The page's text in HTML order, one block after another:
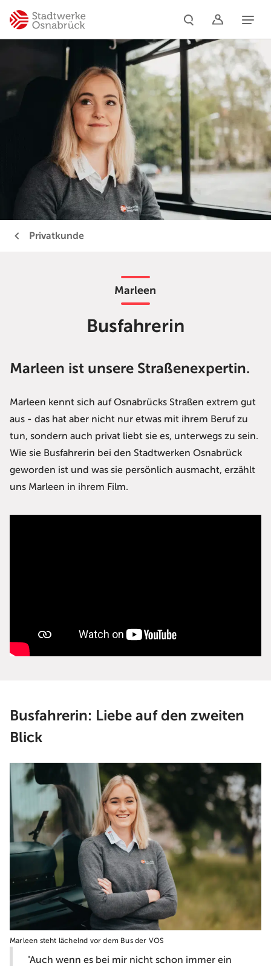
Privatkunde
Marleen
Busfahrerin
Marleen ist unsere Straßenexpertin.
Marleen kennt sich auf Osnabrücks Straßen extrem gut
aus - das hat aber nicht nur etwas mit ihrem Beruf zu
tun, sondern auch privat liebt sie es, unterwegs zu sein.
Wie sie Busfahrerin bei den Stadtwerken Osnabrück
geworden ist und was sie persönlich ausmacht, erzählt
uns Marleen in ihrem Film.
Busfahrerin: Liebe auf den zweiten
Blick
Marleen steht lächelnd vor dem Bus der VOS
"Auch wenn es bei mir nicht schon immer ein